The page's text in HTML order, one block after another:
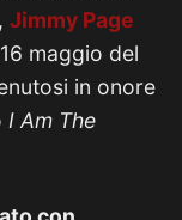
Jimmy Page
maggio del
in onore
I Am The